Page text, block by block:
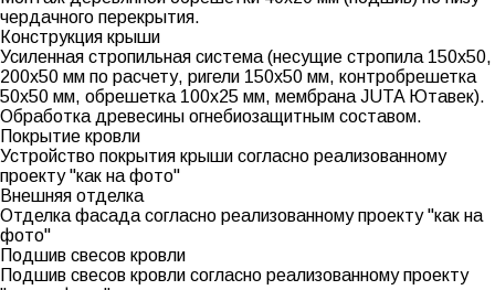
чердачного перекрытия.
Конструкция крыши
Усиленная стропильная система (несущие стропила 150х50,
200х50 мм по расчету, ригели 150х50 мм, контробрешетка
50х50 мм, обрешетка 100х25 мм, мембрана JUTA Ютавек).
Обработка древесины огнебиозащитным составом.
Покрытие кровли
Устройство покрытия крыши согласно реализованному
проекту "как на фото"
Внешняя отделка
Отделка фасада согласно реализованному проекту "как на
фото"
Подшив свесов кровли
Подшив свесов кровли согласно реализованному проекту